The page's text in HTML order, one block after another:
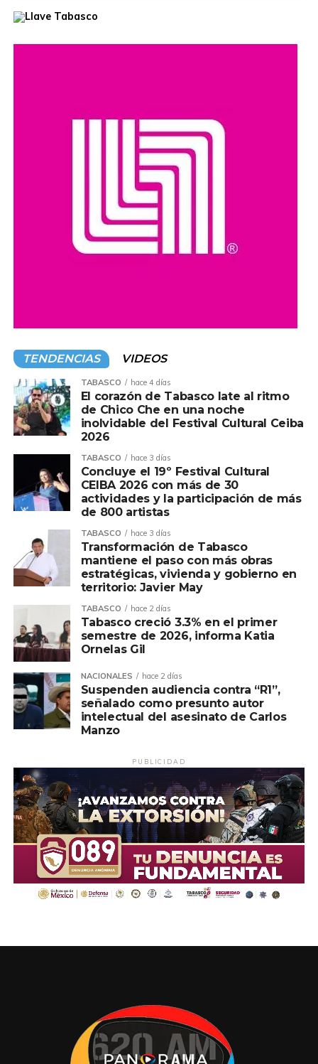
destacó la importancia de generar acciones coordinadas
para preservar la identidad y el valor histórico de la
ciudad.
comercial, promover la cultura y preservar la memoria
El foro se desarrollará hasta este viernes e incluye un
programa de conferencias, talleres, recorridos por el
Centro Histórico y actividades culturales, con el objetivo
de consolidar el Barrio Mágico y el Centro Antiguo de
Villahermosa como espacios de identidad, convivencia y
desarrollo para la población.
Compartir en:
TENDENCIAS VIDEOS
TABASCO hace 4 días
El corazón de Tabasco late al ritmo
de Chico Che en una noche
inolvidable del Festival Cultural Ceiba
2026
TABASCO hace 3 días
Concluye el 19º Festival Cultural
CEIBA 2026 con más de 30
actividades y la participación de más
de 800 artistas
TABASCO hace 3 días
Transformación de Tabasco
mantiene el paso con más obras
estratégicas, vivienda y gobierno en
territorio: Javier May
TABASCO hace 2 días
Tabasco creció 3.3% en el primer
semestre de 2026, informa Katia
Ornelas Gil
NACIONALES hace 2 días
Suspenden audiencia contra “R1”,
señalado como presunto autor
intelectual del asesinato de Carlos
Manzo
PUBLICIDAD